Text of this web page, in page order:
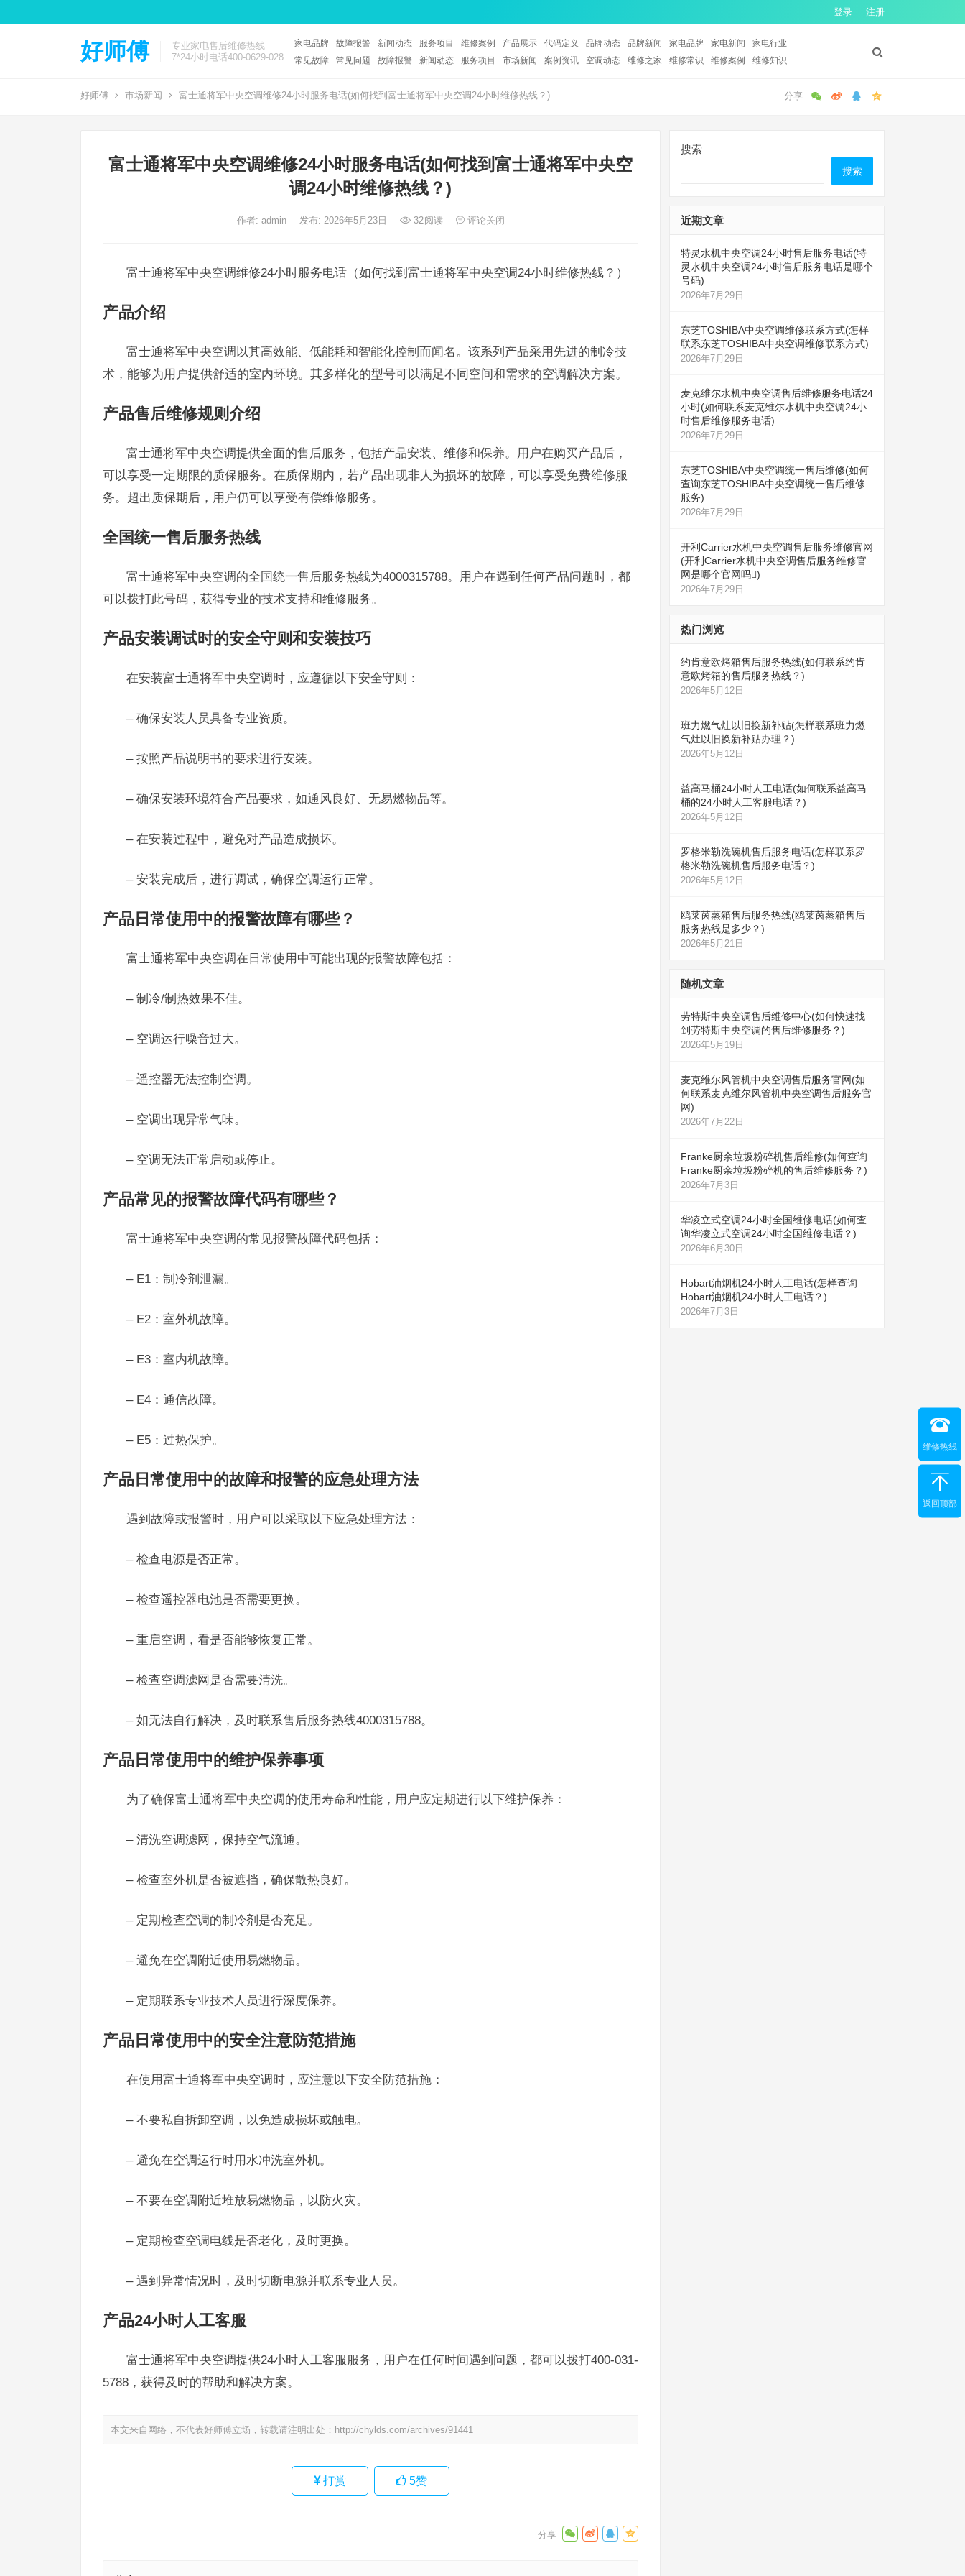
登录 注册
好师傅
专业家电售后维修热线
7*24小时电话400-0629-028
家电品牌 故障报警 新闻动态 服务项目 维修案例 产品展示 代码定义 品牌动态 品牌新闻 家电品牌 家电新闻
家电行业
常见故障
常见问题 故障报警 新闻动态 服务项目 市场新闻 案例资讯 空调动态 维修之家 维修常识 维修案例 维修知识
好师傅 市场新闻 富士通将军中央空调维修24小时服务电话(如何找到富士通将军中央空调24小时维修热线？)
富士通将军中央空调维修24小时服务电话(如何找到富士通将军中央空
调24小时维修热线？)
作者: admin 发布: 2026年5月23日 32阅读 评论关闭
富士通将军中央空调维修24小时服务电话（如何找到富士通将军中央空调24小时维修热线？）
产品介绍
富士通将军中央空调以其高效能、低能耗和智能化控制而闻名。该系列产品采用先进的制冷技
术，能够为用户提供舒适的室内环境。其多样化的型号可以满足不同空间和需求的空调解决方案。
产品售后维修规则介绍
富士通将军中央空调提供全面的售后服务，包括产品安装、维修和保养。用户在购买产品后，
可以享受一定期限的质保服务。在质保期内，若产品出现非人为损坏的故障，可以享受免费维修服
务。超出质保期后，用户仍可以享受有偿维修服务。
全国统一售后服务热线
富士通将军中央空调的全国统一售后服务热线为4000315788。用户在遇到任何产品问题时，都
可以拨打此号码，获得专业的技术支持和维修服务。
产品安装调试时的安全守则和安装技巧
在安装富士通将军中央空调时，应遵循以下安全守则：
– 确保安装人员具备专业资质。
– 按照产品说明书的要求进行安装。
– 确保安装环境符合产品要求，如通风良好、无易燃物品等。
– 在安装过程中，避免对产品造成损坏。
– 安装完成后，进行调试，确保空调运行正常。
产品日常使用中的报警故障有哪些？
富士通将军中央空调在日常使用中可能出现的报警故障包括：
– 制冷/制热效果不佳。
– 空调运行噪音过大。
– 遥控器无法控制空调。
– 空调出现异常气味。
– 空调无法正常启动或停止。
产品常见的报警故障代码有哪些？
富士通将军中央空调的常见报警故障代码包括：
– E1：制冷剂泄漏。
– E2：室外机故障。
– E3：室内机故障。
– E4：通信故障。
– E5：过热保护。
产品日常使用中的故障和报警的应急处理方法
遇到故障或报警时，用户可以采取以下应急处理方法：
– 检查电源是否正常。
– 检查遥控器电池是否需要更换。
– 重启空调，看是否能够恢复正常。
– 检查空调滤网是否需要清洗。
– 如无法自行解决，及时联系售后服务热线4000315788。
产品日常使用中的维护保养事项
为了确保富士通将军中央空调的使用寿命和性能，用户应定期进行以下维护保养：
– 清洗空调滤网，保持空气流通。
– 检查室外机是否被遮挡，确保散热良好。
– 定期检查空调的制冷剂是否充足。
– 避免在空调附近使用易燃物品。
– 定期联系专业技术人员进行深度保养。
产品日常使用中的安全注意防范措施
在使用富士通将军中央空调时，应注意以下安全防范措施：
– 不要私自拆卸空调，以免造成损坏或触电。
– 避免在空调运行时用水冲洗室外机。
– 不要在空调附近堆放易燃物品，以防火灾。
– 定期检查空调电线是否老化，及时更换。
– 遇到异常情况时，及时切断电源并联系专业人员。
产品24小时人工客服
富士通将军中央空调提供24小时人工客服服务，用户在任何时间遇到问题，都可以拨打400-031-
5788，获得及时的帮助和解决方案。
本文来自网络，不代表好师傅立场，转载请注明出处： http://chylds.com/archives/91441
打赏 5赞
搜索
搜索
近期文章
特灵水机中央空调24小时售后服务电话(特
灵水机中央空调24小时售后服务电话是哪个
号码)
2026年7月29日
东芝TOSHIBA中央空调维修联系方式(怎样
联系东芝TOSHIBA中央空调维修联系方式)
2026年7月29日
麦克维尔水机中央空调售后维修服务电话24
小时(如何联系麦克维尔水机中央空调24小
时售后维修服务电话)
2026年7月29日
东芝TOSHIBA中央空调统一售后维修(如何
查询东芝TOSHIBA中央空调统一售后维修
服务)
2026年7月29日
开利Carrier水机中央空调售后服务维修官网
(开利Carrier水机中央空调售后服务维修官
网是哪个官网吗)
2026年7月29日
热门浏览
约肯意欧烤箱售后服务热线(如何联系约肯
意欧烤箱的售后服务热线？)
2026年5月12日
班力燃气灶以旧换新补贴(怎样联系班力燃
气灶以旧换新补贴办理？)
2026年5月12日
益高马桶24小时人工电话(如何联系益高马
桶的24小时人工客服电话？)
2026年5月12日
罗格米勒洗碗机售后服务电话(怎样联系罗
格米勒洗碗机售后服务电话？)
2026年5月12日
鸥莱茵蒸箱售后服务热线(鸥莱茵蒸箱售后
服务热线是多少？)
2026年5月21日
随机文章
劳特斯中央空调售后维修中心(如何快速找
到劳特斯中央空调的售后维修服务？)
2026年5月19日
麦克维尔风管机中央空调售后服务官网(如
何联系麦克维尔风管机中央空调售后服务官
网)
2026年7月22日
Franke厨余垃圾粉碎机售后维修(如何查询
Franke厨余垃圾粉碎机的售后维修服务？)
2026年7月3日
华凌立式空调24小时全国维修电话(如何查
询华凌立式空调24小时全国维修电话？)
2026年6月30日
Hobart油烟机24小时人工电话(怎样查询
Hobart油烟机24小时人工电话？)
2026年7月3日
维修热线
返回顶部